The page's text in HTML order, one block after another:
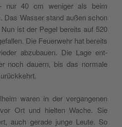
nur 40 cm weni­ger als beim
Das Was­ser stand außen schon
ist der Pegel bereits auf 520
Die Feu­er­wehr hat bereits
abzu­bau­en. Die Lage ent­
noch dau­ern, bis das nor­ma­le
waren in der ver­gan­ge­nen
Ort und hiel­ten Wache. Sie
auch gera­de jun­ge Leu­te. So